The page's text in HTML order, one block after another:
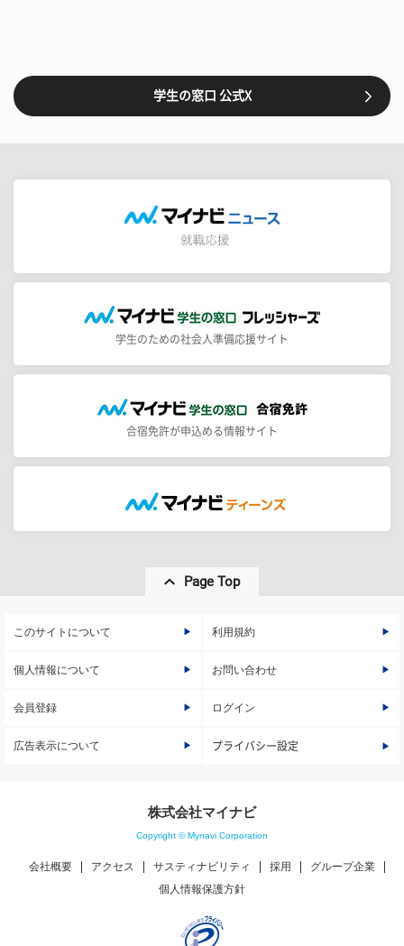
学生の窓口 公式X
学生のための社会人準備応援サイト
合宿免許が申込める情報サイト
Page Top
このサイトについて 利用規約
個人情報について お問い合わせ
会員登録 ログイン
広告表示について プライバシー設定
株式会社マイナビ
Copyright © Mynavi Corporation
会社概要 アクセス サスティナビリティ 採用
グループ企業
個人情報保護方針